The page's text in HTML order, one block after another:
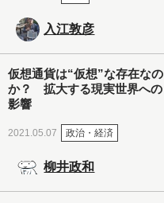
入江敦彦
仮想通貨は“仮想”な存在なの
か？ 拡大する現実世界への
影響
2021.05.07 政治・経済
柳井政和